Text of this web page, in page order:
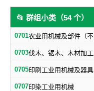
📂 群组小类（54 个）
0701
0703
0705印刷工业用机械及器具
0707印染工业用机械